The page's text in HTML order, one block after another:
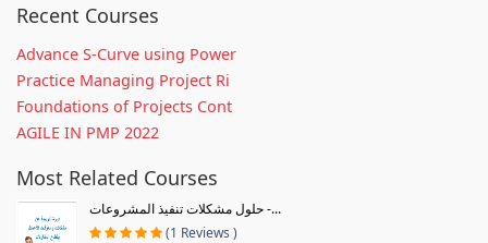
Recent Courses
Advance S-Curve using Power
Practice Managing Project Ri
Foundations of Projects Cont
AGILE IN PMP 2022
Most Related Courses
حلول مشكلات تنفيذ المشروعات -...
(1 Reviews )